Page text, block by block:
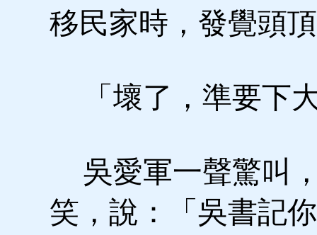
移民家時，發覺頭
「壞了，準要下
吳愛軍一聲驚叫
笑，說：「吳書記